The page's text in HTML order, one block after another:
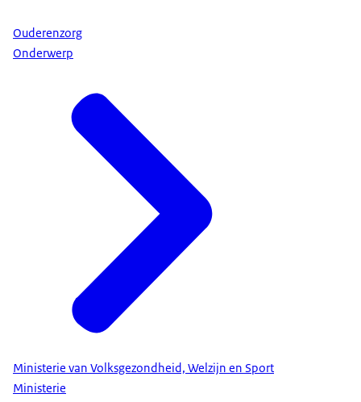
Ouderenzorg
Onderwerp
Ministerie van Volksgezondheid, Welzijn en Sport
Ministerie